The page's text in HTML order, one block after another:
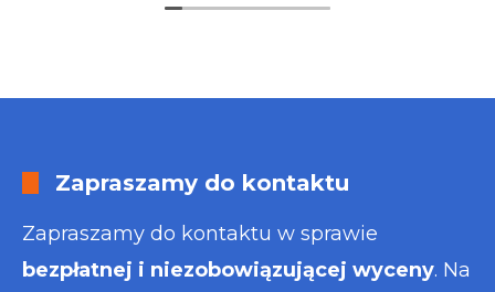
Zapraszamy do kontaktu
Zapraszamy do kontaktu w sprawie
bezpłatnej i niezobowiązującej wyceny. Na